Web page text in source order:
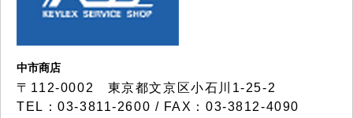
中市商店
〒112-0002 東京都文京区小石川1-25-2
TEL：03-3811-2600 / FAX：03-3812-4090